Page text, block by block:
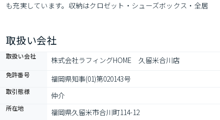
も充実しています。収納はクロゼット・シューズボックス・全居
どを設置しているので安全面でも優れております。
取扱い会社
取扱い会社 株式会社ラフィングHOME　久留米合川店
免許番号 福岡県知事(01)第020143号
取引態様 仲介
所在地 福岡県久留米市合川町114-12